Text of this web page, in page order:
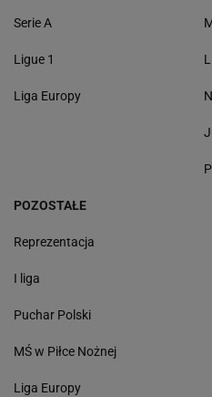
Serie A
Ligue 1
Liga Europy
POZOSTAŁE
Reprezentacja
I liga
Puchar Polski
MŚ w Piłce Nożnej
Liga Europy